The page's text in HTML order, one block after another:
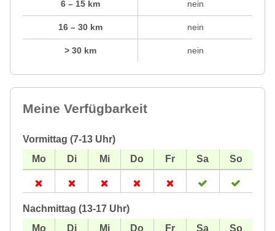
6 – 15 km
16 – 30 km
> 30 km
nein
nein
nein
Meine Verfügbarkeit
Vormittag (7-13 Uhr)
Nachmittag (13-17 Uhr)